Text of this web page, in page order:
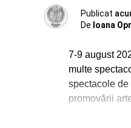
Publicat
De Ioana
7-9 august
multe
spectacole de
promovării